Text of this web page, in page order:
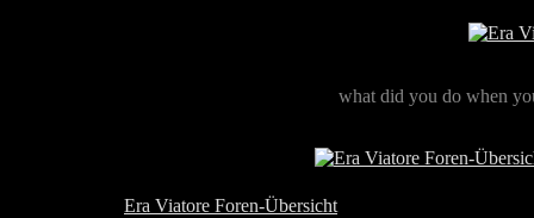
what did you do when
Era Viatore Foren-Übersicht